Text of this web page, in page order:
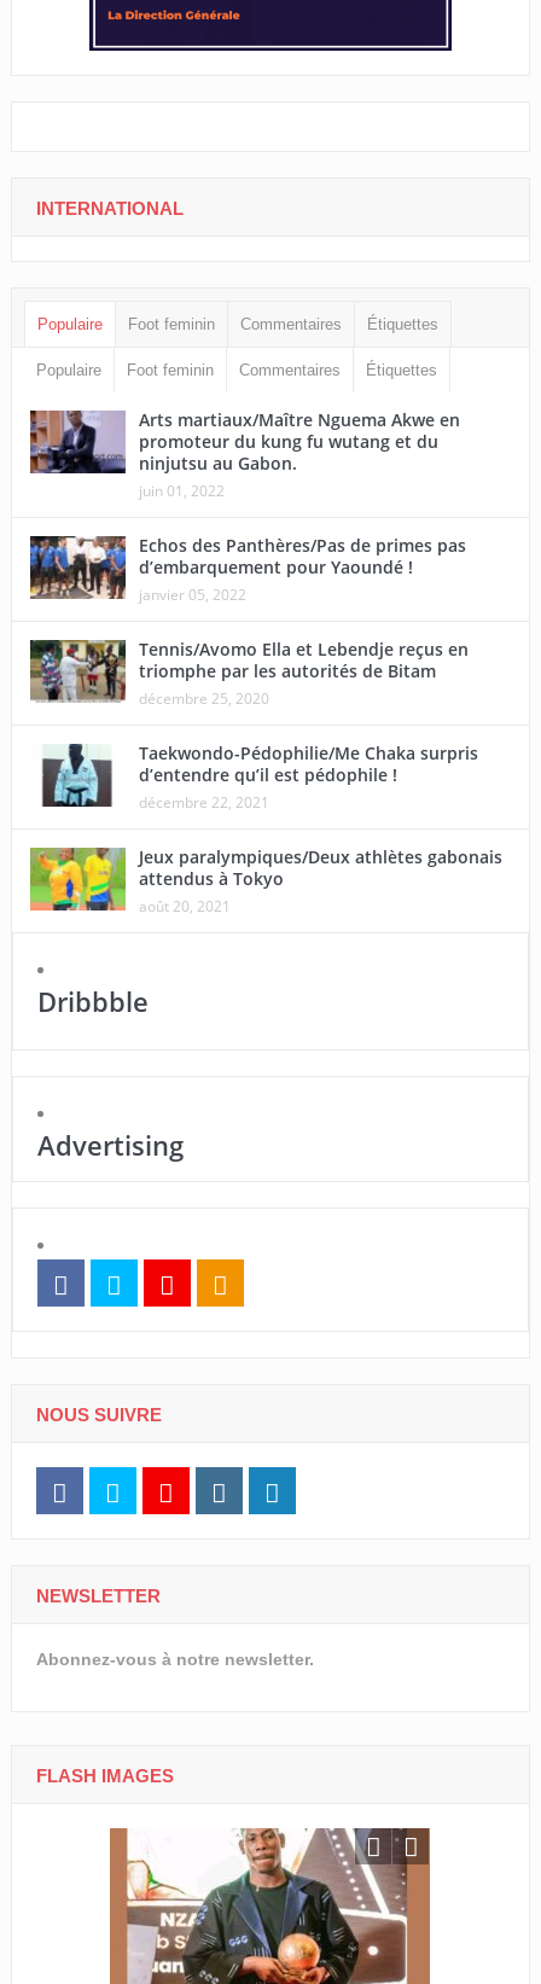
INTERNATIONAL
Populaire Foot feminin Commentaires Étiquettes
Populaire Foot feminin Commentaires Étiquettes
Arts martiaux/Maître Nguema Akwe en
promoteur du kung fu wutang et du
ninjutsu au Gabon.
juin 01, 2022
Echos des Panthères/Pas de primes pas
d’embarquement pour Yaoundé !
janvier 05, 2022
Tennis/Avomo Ella et Lebendje reçus en
triomphe par les autorités de Bitam
décembre 25, 2020
Taekwondo-Pédophilie/Me Chaka surpris
d’entendre qu’il est pédophile !
décembre 22, 2021
Jeux paralympiques/Deux athlètes gabonais
attendus à Tokyo
août 20, 2021
Dribbble
Advertising
NOUS SUIVRE
NEWSLETTER
Abonnez-vous à notre newsletter.
FLASH IMAGES